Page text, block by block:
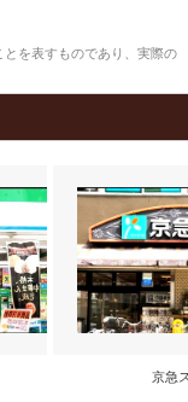
を表すものであり、実際の
京急